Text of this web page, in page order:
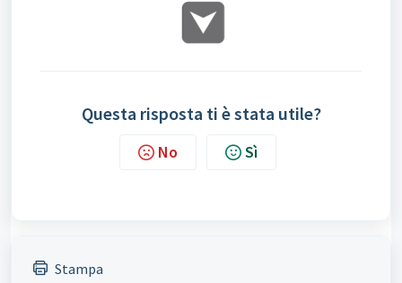
Questa risposta ti è stata utile?
No Sì
Stampa